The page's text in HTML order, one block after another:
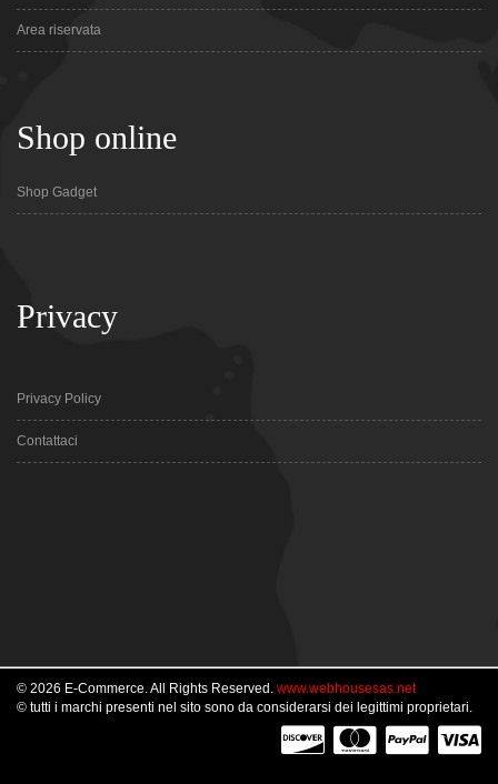
Area riservata
Shop online
Shop Gadget
Privacy
Privacy Policy
Contattaci
© 2026 E-Commerce. All Rights Reserved. www.webhousesas.net
© tutti i marchi presenti nel sito sono da considerarsi dei legittimi proprietari.